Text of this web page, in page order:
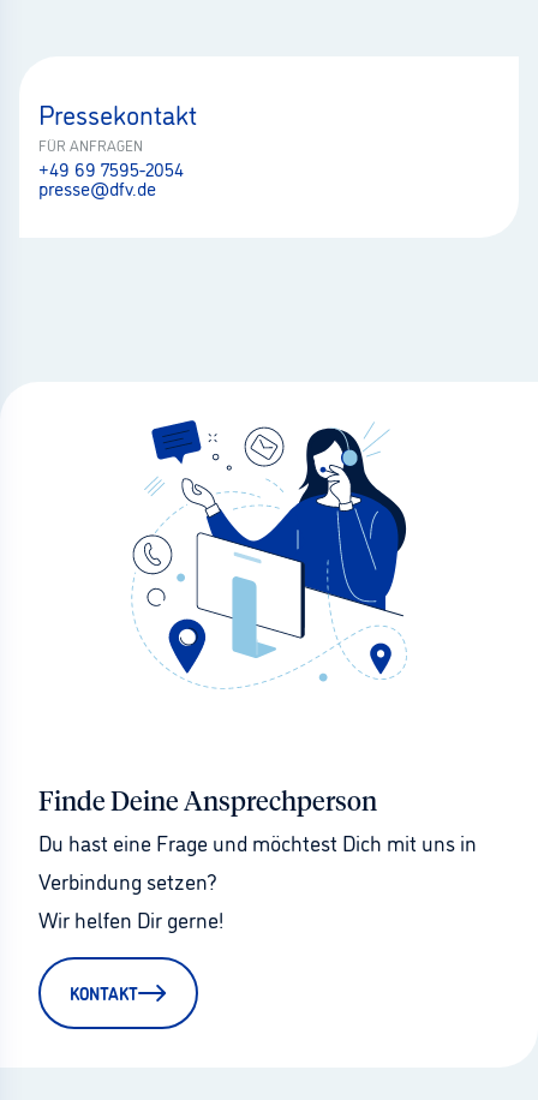
Pressekontakt
FÜR ANFRAGEN
+49 69 7595-2054
presse@dfv.de
Finde Deine Ansprechperson
Du hast eine Frage und möchtest Dich mit uns in
Verbindung setzen?
Wir helfen Dir gerne!
KONTAKT